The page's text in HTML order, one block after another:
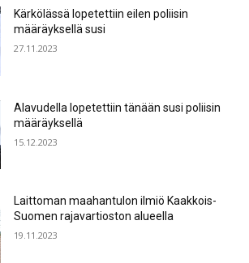
Kärkölässä lopetettiin eilen poliisin
määräyksellä susi
27.11.2023
Alavudella lopetettiin tänään susi poliisin
määräyksellä
15.12.2023
Laittoman maahantulon ilmiö Kaakkois-
Suomen rajavartioston alueella
19.11.2023